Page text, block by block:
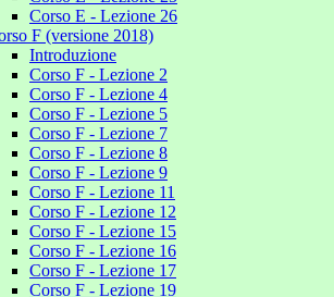
Corso E - Lezione 26
F (versione 2018)
Introduzione
Corso F - Lezione 2
Corso F - Lezione 4
Corso F - Lezione 5
Corso F - Lezione 7
Corso F - Lezione 8
Corso F - Lezione 9
Corso F - Lezione 11
Corso F - Lezione 12
Corso F - Lezione 15
Corso F - Lezione 16
Corso F - Lezione 17
Corso F - Lezione 19